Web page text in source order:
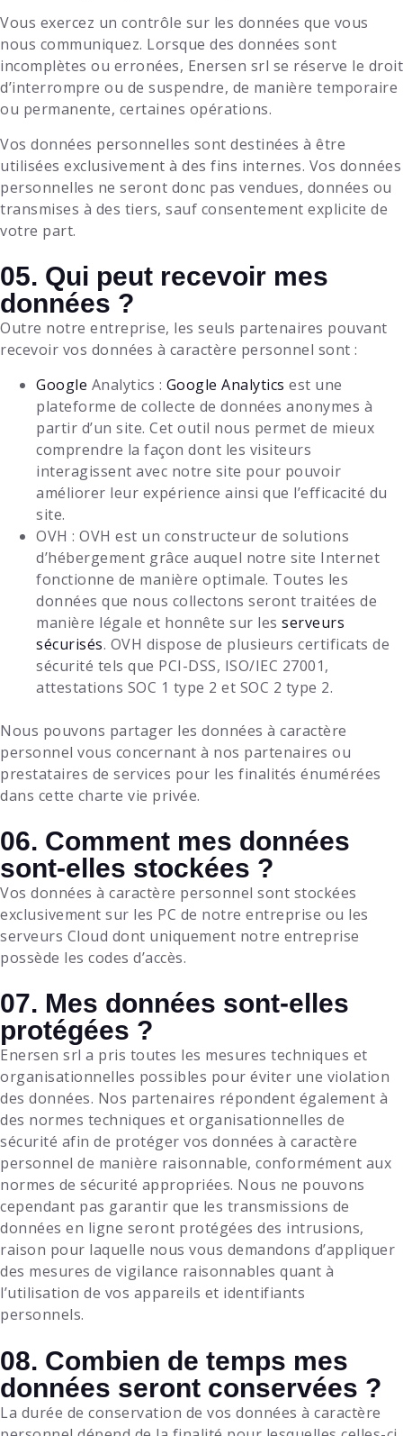
Vous exercez un contrôle sur les données que vous
nous communiquez. Lorsque des données sont
incomplètes ou erronées, Enersen srl se réserve le droit
d’interrompre ou de suspendre, de manière temporaire
ou permanente, certaines opérations.
Vos données personnelles sont destinées à être
utilisées exclusivement à des fins internes. Vos données
personnelles ne seront donc pas vendues, données ou
transmises à des tiers, sauf consentement explicite de
votre part.
05. Qui peut recevoir mes
données ?
Outre notre entreprise, les seuls partenaires pouvant
recevoir vos données à caractère personnel sont :
Google Analytics : Google Analytics est une
plateforme de collecte de données anonymes à
partir d’un site. Cet outil nous permet de mieux
comprendre la façon dont les visiteurs
interagissent avec notre site pour pouvoir
améliorer leur expérience ainsi que l’efficacité du
site.
OVH : OVH est un constructeur de solutions
d’hébergement grâce auquel notre site Internet
fonctionne de manière optimale. Toutes les
données que nous collectons seront traitées de
manière légale et honnête sur les serveurs
sécurisés. OVH dispose de plusieurs certificats de
sécurité tels que PCI-DSS, ISO/IEC 27001,
attestations SOC 1 type 2 et SOC 2 type 2.
Nous pouvons partager les données à caractère
personnel vous concernant à nos partenaires ou
prestataires de services pour les finalités énumérées
dans cette charte vie privée.
06. Comment mes données
sont-elles stockées ?
Vos données à caractère personnel sont stockées
exclusivement sur les PC de notre entreprise ou les
serveurs Cloud dont uniquement notre entreprise
possède les codes d’accès.
07. Mes données sont-elles
protégées ?
Enersen srl a pris toutes les mesures techniques et
organisationnelles possibles pour éviter une violation
des données. Nos partenaires répondent également à
des normes techniques et organisationnelles de
sécurité afin de protéger vos données à caractère
personnel de manière raisonnable, conformément aux
normes de sécurité appropriées. Nous ne pouvons
cependant pas garantir que les transmissions de
données en ligne seront protégées des intrusions,
raison pour laquelle nous vous demandons d’appliquer
des mesures de vigilance raisonnables quant à
l’utilisation de vos appareils et identifiants
personnels.
08. Combien de temps mes
données seront conservées ?
La durée de conservation de vos données à caractère